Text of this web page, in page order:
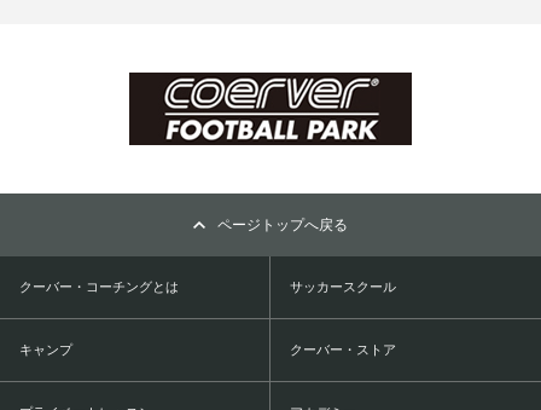
ページトップへ戻る
クーバー・コーチングとは サッカースクール
キャンプ クーバー・ストア